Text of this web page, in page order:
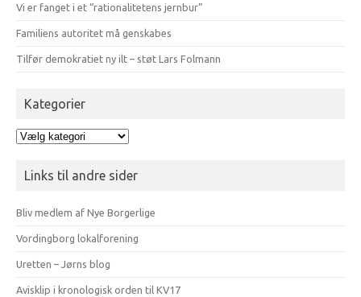
Vi er fanget i et “rationalitetens jernbur”
Familiens autoritet må genskabes
Tilfør demokratiet ny ilt – støt Lars Folmann
Kategorier
Kategorier
Links til andre sider
Bliv medlem af Nye Borgerlige
Vordingborg lokalforening
Uretten – Jørns blog
Avisklip i kronologisk orden til KV17